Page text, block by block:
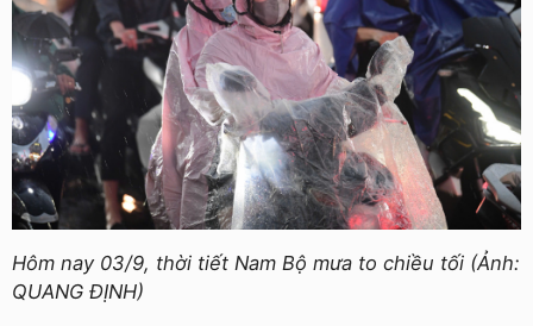
Hôm nay 03/9, thời tiết Nam Bộ mưa to chiều tối (Ảnh:
QUANG ĐỊNH)